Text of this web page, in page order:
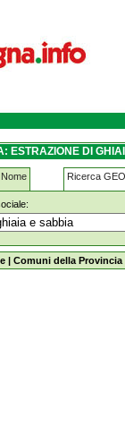
ESTRAZIONE DI
Ricerca
e-sabbia ferrara
| Comuni della Provincia